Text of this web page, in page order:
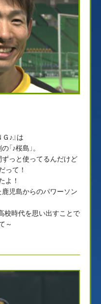
♪』は
♪桜島」。
ずっと使ってるんだけど
って！
よ！
鹿児島からのパワーソン
校時代を思い出すことで
～